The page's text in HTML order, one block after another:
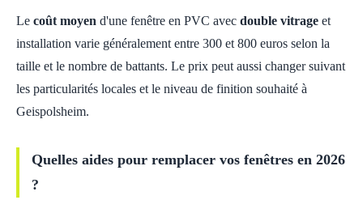
Le coût moyen d'une fenêtre en PVC avec double vitrage et
installation varie généralement entre 300 et 800 euros selon la
taille et le nombre de battants. Le prix peut aussi changer suivant
les particularités locales et le niveau de finition souhaité à
Geispolsheim.
Quelles aides pour remplacer vos fenêtres en 2026
?